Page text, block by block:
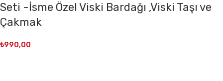
Seti -İsme Özel Viski Bardağı ,Viski Taşı ve
Çakmak
₺990,00